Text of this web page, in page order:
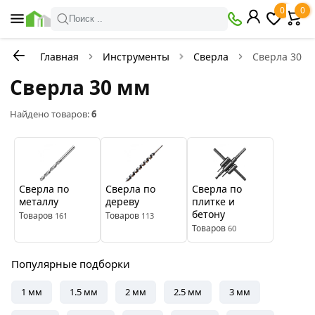
Поиск ..
0 0
Главная Инструменты Сверла Сверла 30
Сверла 30 мм
Найдено товаров:6
Сверла по
металлу
Товаров 161
Сверла по
дереву
Товаров 113
Сверла по
плитке и
бетону
Товаров 60
Популярные подборки
1 мм 1.5 мм 2 мм 2.5 мм 3 мм
Фильтры
В
Со
Цвет